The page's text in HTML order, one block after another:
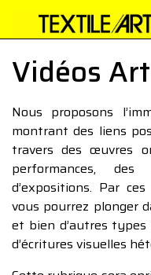
Vidéos
Nous proposons
montrant des liens
travers des œuvres
performances,
d’expositions. Par
vous pourrez plonger
et bien d’autres
d’écritures visuelles